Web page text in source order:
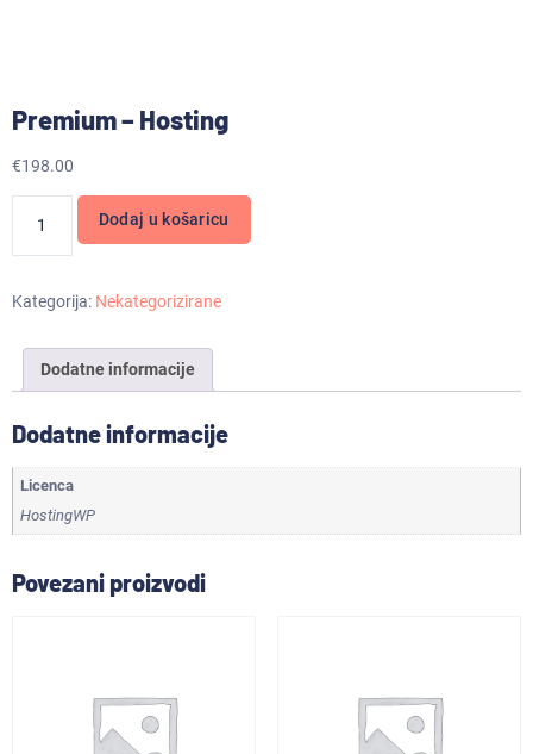
Premium – Hosting
€198.00
Dodaj u košaricu
Kategorija: Nekategorizirane
Dodatne informacije
Dodatne informacije
Licenca
HostingWP
Povezani proizvodi